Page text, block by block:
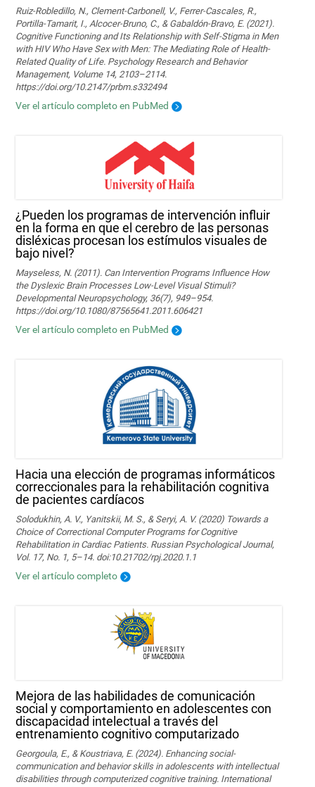
Ruiz-Robledillo, N., Clement-Carbonell, V., Ferrer-Cascales, R.,
Portilla-Tamarit, I., Alcocer-Bruno, C., & Gabaldón-Bravo, E. (2021).
Cognitive Functioning and Its Relationship with Self-Stigma in Men
with HIV Who Have Sex with Men: The Mediating Role of Health-
Related Quality of Life. Psychology Research and Behavior
Management, Volume 14, 2103–2114.
https://doi.org/10.2147/prbm.s332494
Ver el artículo completo en PubMed
¿Pueden los programas de intervención influir
en la forma en que el cerebro de las personas
disléxicas procesan los estímulos visuales de
bajo nivel?
Mayseless, N. (2011). Can Intervention Programs Influence How
the Dyslexic Brain Processes Low-Level Visual Stimuli?
Developmental Neuropsychology, 36(7), 949–954.
https://doi.org/10.1080/87565641.2011.606421
Ver el artículo completo en PubMed
Hacia una elección de programas informáticos
correccionales para la rehabilitación cognitiva
de pacientes cardíacos
Solodukhin, A. V., Yanitskii, M. S., & Seryi, A. V. (2020) Towards a
Choice of Correctional Computer Programs for Cognitive
Rehabilitation in Cardiac Patients. Russian Psychological Journal,
Vol. 17, No. 1, 5–14. doi:10.21702/rpj.2020.1.1
Ver el artículo completo
Mejora de las habilidades de comunicación
social y comportamiento en adolescentes con
discapacidad intelectual a través del
entrenamiento cognitivo computarizado
Georgoula, E., & Koustriava, E. (2024). Enhancing social-
communication and behavior skills in adolescents with intellectual
disabilities through computerized cognitive training. International